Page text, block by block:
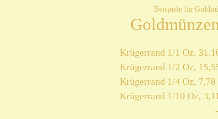
Beispiele für
Krügerrand 1/1 Oz,
Krügerrand 1/2 Oz,
Krügerrand 1/4 Oz,
Krügerrand 1/10 Oz,